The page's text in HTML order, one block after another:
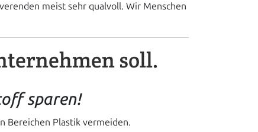
meist sehr qualvoll. Wir Menschen
soll.
sparen!
Bereichen Plastik vermeiden.